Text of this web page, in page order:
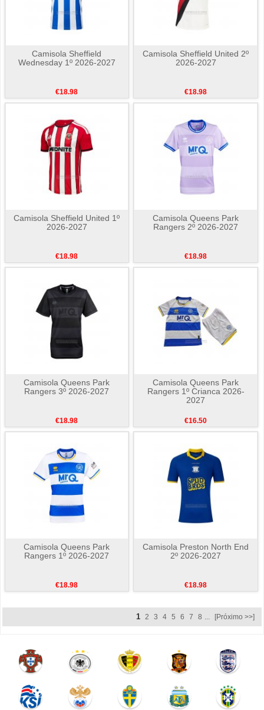
Camisola Sheffield
Wednesday 1º 2026-2027
€18.98
Camisola Sheffield United 2º
2026-2027
€18.98
Camisola Sheffield United 1º
2026-2027
€18.98
Camisola Queens Park
Rangers 2º 2026-2027
€18.98
Camisola Queens Park
Rangers 3º 2026-2027
€18.98
Camisola Queens Park
Rangers 1º Crianca 2026-
2027
€16.50
Camisola Queens Park
Rangers 1º 2026-2027
€18.98
Camisola Preston North End
2º 2026-2027
€18.98
1 2 3 4 5 6 7 8 [Próximo >>]